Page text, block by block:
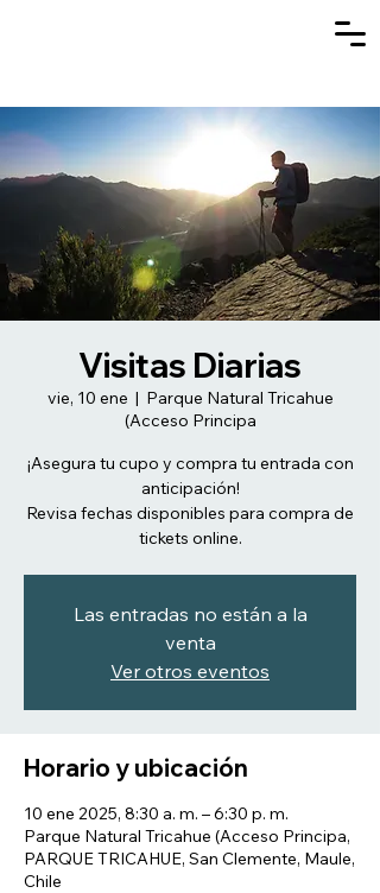
Visitas Diarias
vie, 10 ene
  |
Parque Natural Tricahue
(Acceso Principa
¡Asegura tu cupo y compra tu entrada con
anticipación!
Revisa fechas disponibles para compra de
tickets online.
Las entradas no están a la
venta
Ver otros eventos
Horario y ubicación
10 ene 2025, 8:30 a. m. – 6:30 p. m.
Parque Natural Tricahue (Acceso Principa,
PARQUE TRICAHUE, San Clemente, Maule,
Chile